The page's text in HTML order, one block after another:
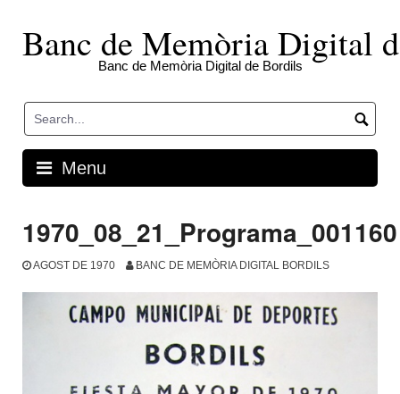
contentBanc de Memòria Digital
Banc de Memòria Digital de Bordils
Menu
1970_08_21_Programa_001160
AGOST DE 1970 BANC DE MEMÒRIA DIGITAL BORDILS